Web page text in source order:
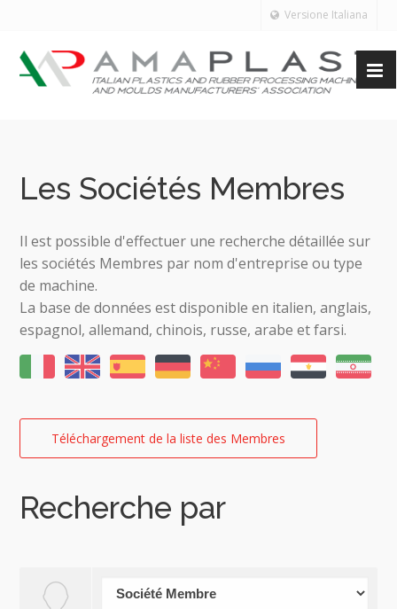
Versione Italiana
Les Sociétés Membres
Il est possible d'effectuer une recherche détaillée sur
les sociétés Membres par nom d'entreprise ou type
de machine.
La base de données est disponible en italien, anglais,
espagnol, allemand, chinois, russe, arabe et farsi.
Téléchargement de la liste des Membres
Recherche par